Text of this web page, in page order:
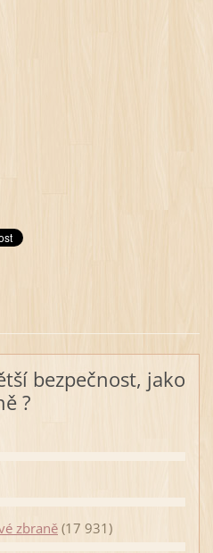
bezpečnost, jako
?
zbraně (17 931)